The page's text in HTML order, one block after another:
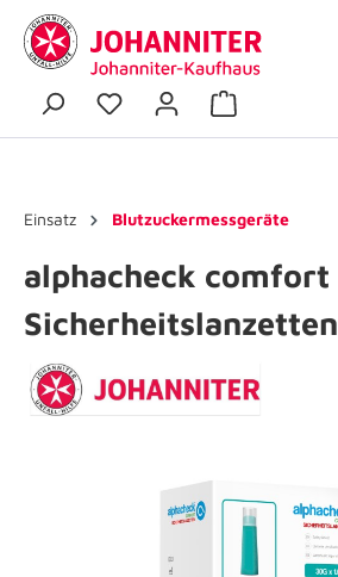
Einsatz Blutzuckermessgeräte
alphacheck comfort
Sicherheitslanzetten